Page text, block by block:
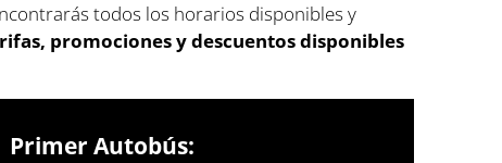
todos los horarios disponibles y
promociones y descuentos disponibles
Primer Autobús: